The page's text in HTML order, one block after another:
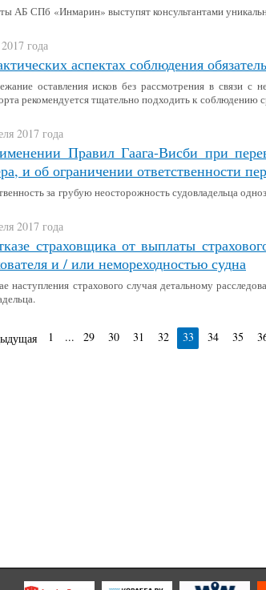
АБ СПб «Инмарин» выступят консультантами
года
аспектах соблюдения
оставления исков без рассмотрения в связи с
рекомендуется тщательно подходить к соблюдению
2017 года
Правил Гаага-Висби при
и об ограничении ответственности
за грубую неосторожность судовладельца
2017 года
страховщика от выплаты
и / или немореходностью судна
наступления страхового случая детальному
1 ... 29 30 31 32 33 34 35